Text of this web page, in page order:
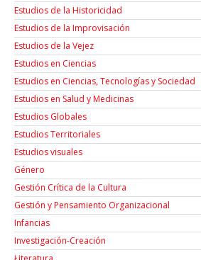
Estudios de la Historicidad
Estudios de la Improvisación
Estudios de la Vejez
Estudios en Ciencias
Estudios en Ciencias, Tecnologías y Sociedad
Estudios en Salud y Medicinas
Estudios Globales
Estudios Territoriales
Estudios visuales
Género
Gestión Crítica de la Cultura
Gestión y Pensamiento Organizacional
Infancias
Investigación-Creación